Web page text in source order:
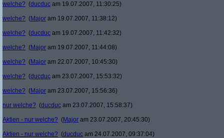
welche? (ducduc am 19.07.2007, 11:30:25)
welche? (Major am 19.07.2007, 11:38:12)
welche? (ducduc am 19.07.2007, 11:42:32)
welche? (Major am 19.07.2007, 11:44:08)
welche? (Major am 22.07.2007, 10:45:30)
welche? (ducduc am 23.07.2007, 15:53:32)
welche? (Major am 23.07.2007, 15:56:36)
nur welche? (ducduc am 23.07.2007, 15:58:37)
Aktien - nur welche? (Major am 23.07.2007, 20:45:30)
Aktien - nur welche? (ducduc am 24.07.2007, 09:37:04)